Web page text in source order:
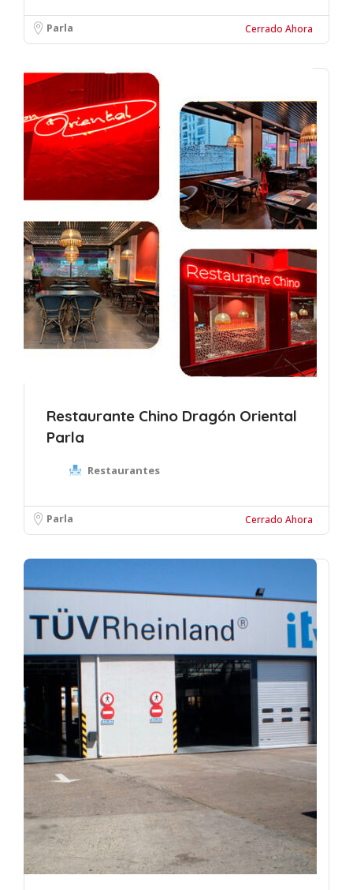
Parla Cerrado Ahora
Restaurante Chino Dragón Oriental
Parla
Restaurantes
Parla Cerrado Ahora